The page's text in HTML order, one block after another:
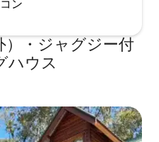
ン
）・ジャグジー付
ハウス